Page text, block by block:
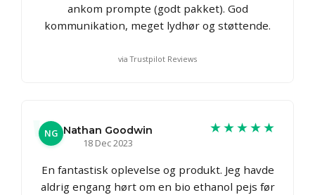
ankom prompte (godt pakket). God
kommunikation, meget lydhør og støttende.
via Trustpilot Reviews
NG Nathan Goodwin
18 Dec 2023
★★★★★
En fantastisk oplevelse og produkt. Jeg havde
aldrig engang hørt om en bio ethanol pejs før